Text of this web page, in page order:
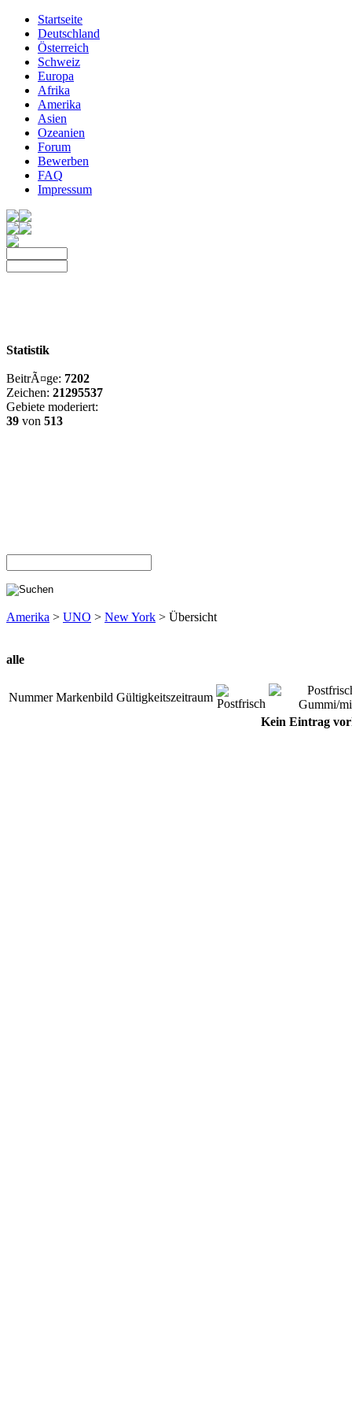
Startseite
Deutschland
Österreich
Schweiz
Europa
Afrika
Amerika
Asien
Ozeanien
Forum
Bewerben
FAQ
Impressum
Statistik
BeitrÃ¤ge: 7202
Zeichen: 21295537
Gebiete moderiert:
39 von 513
Amerika > UNO > New York > Übersicht
alle
Nummer Markenbild Gültigkeitszeitraum
Kein Eintrag